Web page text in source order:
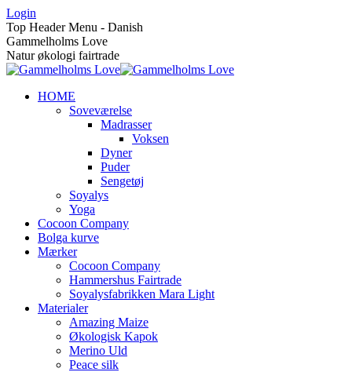
Skip
to
content
Login
Top Header Menu - Danish
Gammelholms Love
Natur økologi fairtrade
HOME
Soveværelse
Madrasser
Voksen
Dyner
Puder
Sengetøj
Soyalys
Yoga
Cocoon Company
Bolga kurve
Mærker
Cocoon Company
Hammershus Fairtrade
Soyalysfabrikken Mara Light
Materialer
Amazing Maize
Økologisk Kapok
Merino Uld
Peace silk